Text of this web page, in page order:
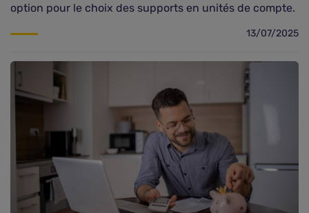
option pour le choix des supports en unités de compte.
13/07/2025